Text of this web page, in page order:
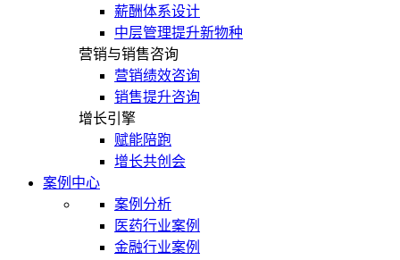
薪酬体系设计
中层管理提升新物种
营销与销售咨询
营销绩效咨询
销售提升咨询
增长引擎
赋能陪跑
增长共创会
案例中心
案例分析
医药行业案例
金融行业案例